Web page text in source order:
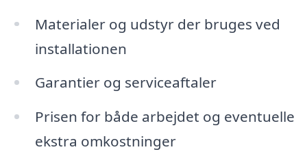
Materialer og udstyr der bruges ved
installationen
Garantier og serviceaftaler
Prisen for både arbejdet og eventuelle
ekstra omkostninger